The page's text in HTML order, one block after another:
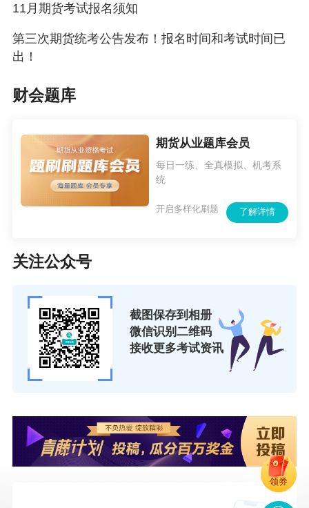
11月期货考试报名须知
第三次期货统考公告发布！报名时间和考试时间已
出！
财会题库
期货从业题库会员
每日一练、全真模拟、机考系
统
了解详情
开启多样化刷题
关注公众号
截图保存到相册
微信识别二维码
接收更多考试资讯
领券